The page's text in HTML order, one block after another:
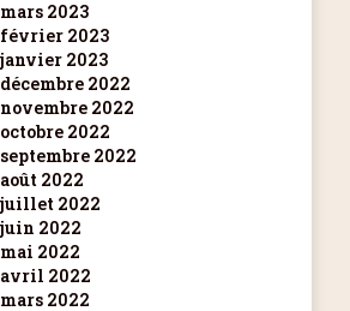
mars 2023
février 2023
janvier 2023
décembre 2022
novembre 2022
octobre 2022
septembre 2022
août 2022
juillet 2022
juin 2022
mai 2022
avril 2022
mars 2022